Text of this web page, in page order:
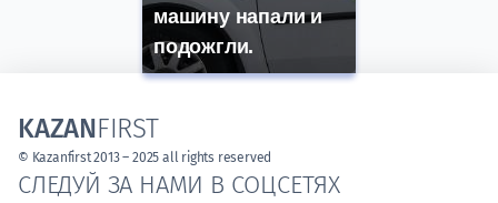
машину напали и
подожгли.
СЛЕДУЙ ЗА НАМИ В СОЦСЕТЯХ
KAZANFIRST
© Kazanfirst 2013 – 2025 all rights reserved